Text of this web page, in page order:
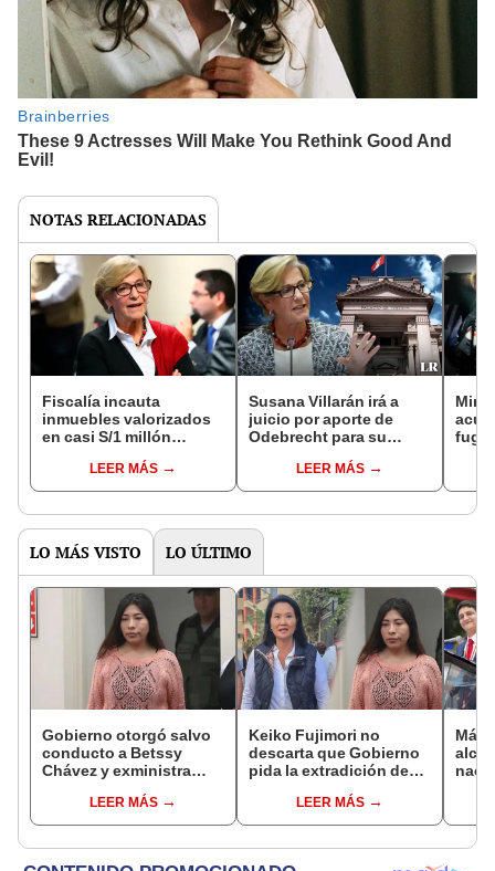
NOTAS RELACIONADAS
Fiscalía incauta
inmuebles valorizados
en casi S/1 millón
investigación contra
Susana Villarán
LEER MÁS
Susana Villarán irá a
juicio por aporte de
Odebrecht para su
años de prisión
LEER MÁS
LO MÁS VISTO LO ÚLTIMO
Gobierno otorgó salvo
conducto a Betssy
Chávez y exministra
madrugadaLEER MÁS
Keiko Fujimori no
descarta que Gobierno
pida la extradición de
dentro de nuestras
facultades"
LEER MÁS
Más